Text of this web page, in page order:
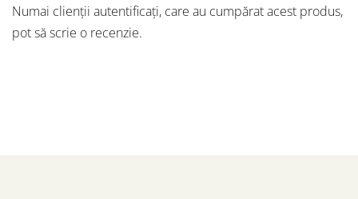
Numai clienții autentificați, care au cumpărat acest produs,
pot să scrie o recenzie.